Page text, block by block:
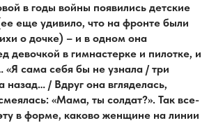
в годы войны появились детские
еще удивило, что на фронте были
о дочке) – и в одном она
девочкой в гимнастерке и пилотке, и
«Я сама себя бы не узнала / три
назад… / Вдруг она вгляделась,
«Мама, ты солдат?». Так все-
в форме, каково женщине на линии